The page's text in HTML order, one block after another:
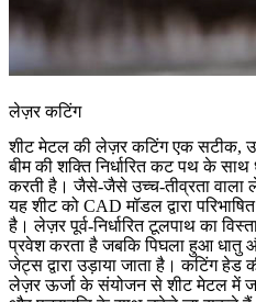
लेज़र कटिंग
शीट मेटल की लेज़र कटिंग एक सटीक,
बीम की शक्ति निर्धारित कट पथ के साथ
करती है। जैसे-जैसे उच्च-तीव्रता वाला
यह शीट को CAD मॉडल द्वारा
है। लेज़र पूर्व-निर्धारित टूलपाथ का
प्रवेश करता है जबकि पिघला हुआ धातु
जेट्स द्वारा उड़ाया जाता है। कटिंग हेड
लेज़र ऊर्जा के संयोजन से शीट मेटल में